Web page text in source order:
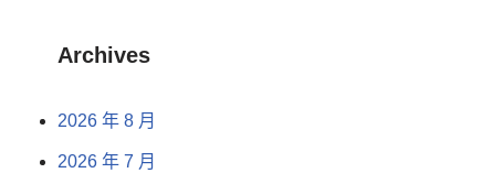
Archives
2026 年 8 月
2026 年 7 月